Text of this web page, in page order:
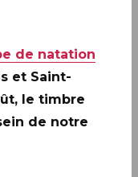
6 septembre à :
10h à 19h, 13 bis rue
d’oblitération).
de natation
et Saint-
le timbre
de notre